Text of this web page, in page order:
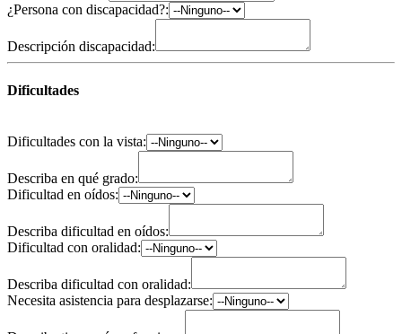
¿Persona con discapacidad?:
Descripción discapacidad:
Dificultades
Dificultades con la vista:
Describa en qué grado:
Dificultad en oídos:
Describa dificultad en oídos:
Dificultad con oralidad:
Describa dificultad con oralidad:
Necesita asistencia para desplazarse: